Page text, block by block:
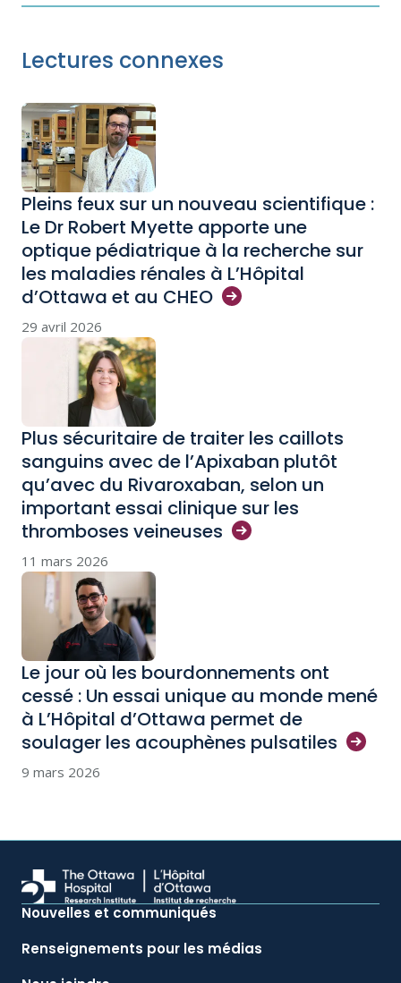
Lectures connexes
Pleins feux sur un nouveau scientifique :
Le Dr Robert Myette apporte une
optique pédiatrique à la recherche sur
les maladies rénales à L’Hôpital
d’Ottawa et au CHEO
29 avril 2026
Plus sécuritaire de traiter les caillots
sanguins avec de l’Apixaban plutôt
qu’avec du Rivaroxaban, selon un
important essai clinique sur les
thromboses veineuses
11 mars 2026
Le jour où les bourdonnements ont
cessé : Un essai unique au monde mené
à L’Hôpital d’Ottawa permet de
soulager les acouphènes pulsatiles
9 mars 2026
Nouvelles et communiqués
Renseignements pour les médias